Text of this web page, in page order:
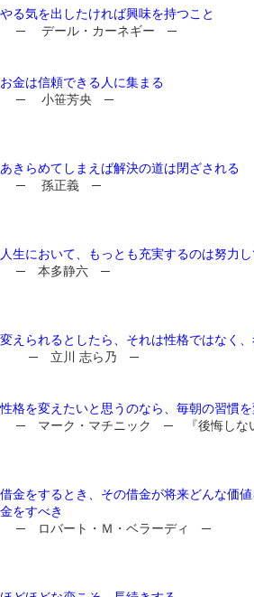
やる気を出したければ興味を持つこと
─ デール・カーネギー ─
お金は信頼できる人に集まる
─ 小笹芳央 ─
あきらめてしまえば解決の道は閉ざされる
─ 孫正義 ─
人生において、もっとも充実するのは努力
─ 本多静六 ─
変えられるとしたら、それは性格ではなく
─ 立川 志ら乃 ─
性格を変えたいと思うのなら、毎朝の習慣
─ マーク・マチニック ─ 『後悔しない
借金をするとき、その借金が将来どんな価
金をすべき
─ ロバート・Ｍ・ベラーディ ─